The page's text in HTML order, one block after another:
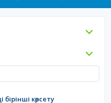
көрсету